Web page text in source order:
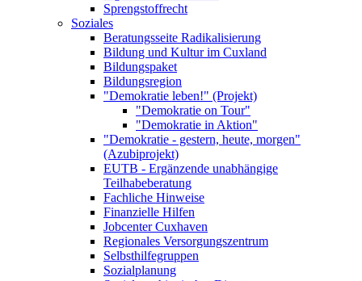
Sprengstoffrecht
Soziales
Beratungsseite Radikalisierung
Bildung und Kultur im Cuxland
Bildungspaket
Bildungsregion
"Demokratie leben!" (Projekt)
"Demokratie on Tour"
"Demokratie in Aktion"
"Demokratie - gestern, heute, morgen"
(Azubiprojekt)
EUTB - Ergänzende unabhängige
Teilhabeberatung
Fachliche Hinweise
Finanzielle Hilfen
Jobcenter Cuxhaven
Regionales Versorgungszentrum
Selbsthilfegruppen
Sozialplanung